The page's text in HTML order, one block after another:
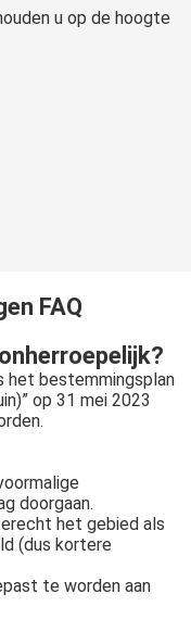
u op de hoogte
FAQ
het bestemmingsplan
op 31 mei 2023
doorgaan.
het gebied als
(dus kortere
te worden aan